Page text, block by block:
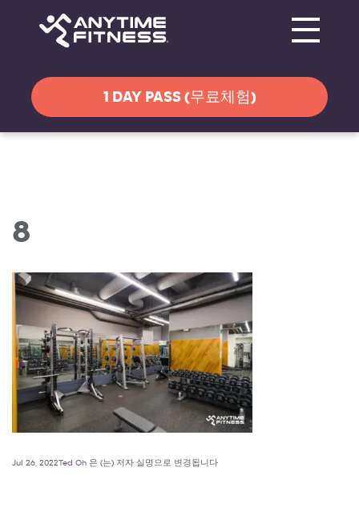
1 DAY PASS (무료체험)
8
Jul 26, 2022Ted Oh 은 (는) 저자 실명으로 변경됩니다